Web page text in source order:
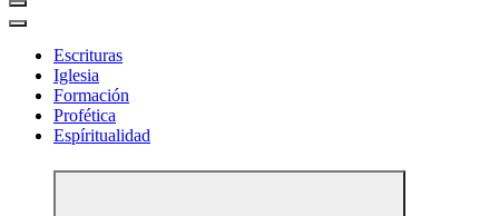
Escrituras
Iglesia
Formación
Profética
Espíritualidad